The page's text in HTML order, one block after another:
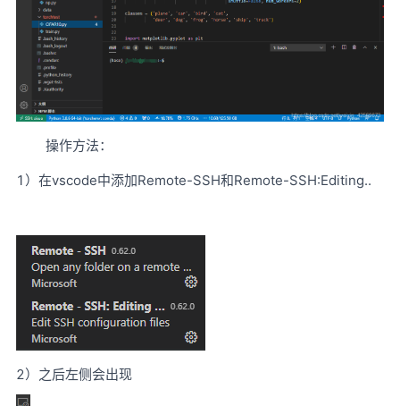
操作方法：
1）在vscode中添加Remote-SSH和Remote-SSH:Editing..
2）之后左侧会出现